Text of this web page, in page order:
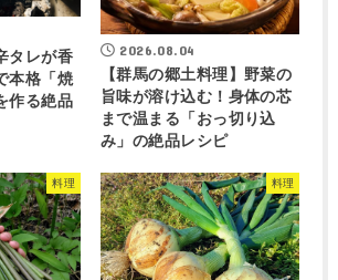
タレが香
本格「焼
作る絶品
2026.08.04
【群馬の郷土料理】野菜の
旨味が溶け込む！身体の芯
まで温まる「おっ切り込
み」の絶品レシピ
料理 料理